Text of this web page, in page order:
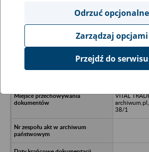
Ukryj wszystkie pozycje bazy
VITAL
38/1
Odrzuć opcjonalne
Zarządzaj opcjami
Przejdź do serwisu